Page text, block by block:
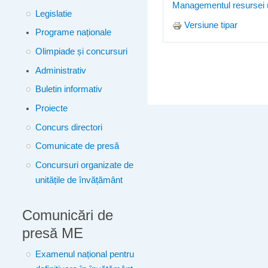
Legislatie
Programe naționale
Olimpiade și concursuri
Administrativ
Buletin informativ
Proiecte
Concurs directori
Comunicate de presă
Concursuri organizate de
unitățile de învățământ
Comunicări de
presă ME
Examenul național pentru
Managementul resursei
Versiune tipar